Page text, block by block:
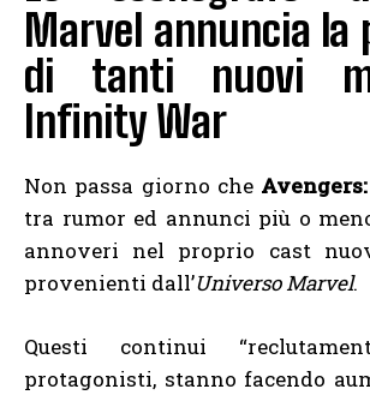
Marvel annuncia la
di tanti nuovi
Infinity War
Non passa giorno che
tra rumor ed annunci più o
annoveri nel proprio cast
provenienti dall’Universo Marvel.
Questi continui
protagonisti, stanno facendo